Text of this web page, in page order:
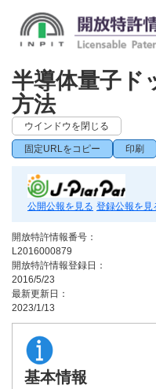
半導体量子ド
方法
ウインドウを閉じる
固定URLをコピー 印刷
公開公報を見る 登録公報を見
開放特許情報番号：
L2016000879
開放特許情報登録日：
2016/5/23
最新更新日：
2023/1/13
基本情報